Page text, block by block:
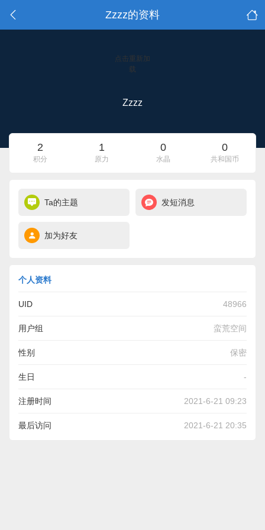
Zzzz的资料
点击重新加
载
Zzzz
2
积分
1
原力
0
水晶
0
共和国币
Ta的主题 发短消息
加为好友
个人资料
UID 48966
用户组 蛮荒空间
性别 保密
生日 -
注册时间 2021-6-21 09:23
最后访问 2021-6-21 20:35